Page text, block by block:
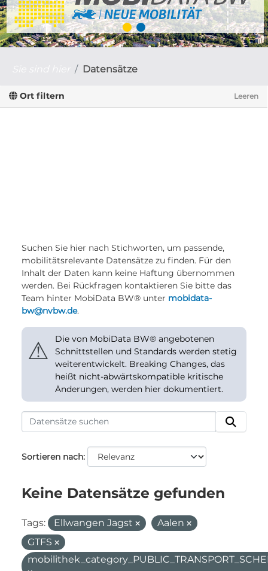
Datensätze
Ort filtern Leeren
Suchen Sie hier nach Stichworten, um passende,
mobilitätsrelevante Datensätze zu finden. Für den
Inhalt der Daten kann keine Haftung übernommen
werden. Bei Rückfragen kontaktieren Sie bitte das
Team hinter MobiData BW® unter mobidata-
bw@nvbw.de.
⚠
Die von MobiData BW® angebotenen
Schnittstellen und Standards werden stetig
weiterentwickelt. Breaking Changes, das
heißt nicht-abwärtskompatible kritische
Änderungen, werden hier dokumentiert.
Sortieren nach
Keine Datensätze gefunden
Tags: Ellwangen Jagst
Aalen
GTFS